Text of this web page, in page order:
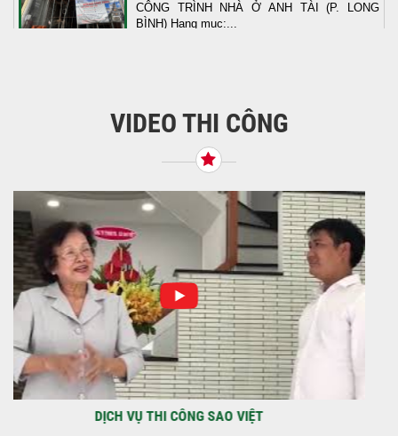
CÔNG TRÌNH NHÀ Ở ANH TÀI (P. LONG
BÌNH) Hạng mục:...
Tiếp nối sự tin tưởng từ quý khách hàng, vừa
qua Công Ty TNHH Thiết Kế Xây Dựng Sao
NHẬN CHÌA KHÓA – TRAO TỔ ẤM MỚI
TẠI PHƯỜNG AN LẠC
Địa điểm: Đường Lâm Hoành, phường An
LạcGia chủ: Anh Kỳ Xây Dựng Sao Việt chính
thức hoàn tất và...
VIDEO THI CÔNG
DỰ ÁN BAO GỒM TRỆT, 3 LẦU VÀ SÂN THƯỢNG ANH THANH